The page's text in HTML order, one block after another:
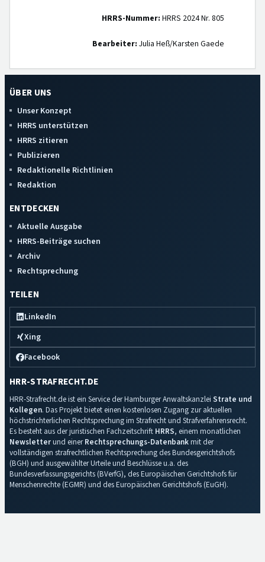
HRRS-Nummer: HRRS 2024 Nr. 805
Bearbeiter: Julia Heß/Karsten Gaede
ÜBER UNS
Unser Konzept
HRRS unterstützen
HRRS zitieren
Publizieren
Redaktionelle Richtlinien
Redaktion
ENTDECKEN
Aktuelle Ausgabe
HRRS-Beiträge suchen
Archiv
Rechtsprechung
TEILEN
LinkedIn
Xing
Facebook
HRR-STRAFRECHT.DE
HRR-Strafrecht.de ist ein Service der Hamburger Anwaltskanzlei Strate und
Kollegen. Das Projekt bietet einen kostenlosen Zugang zur aktuellen
höchstrichterlichen Rechtsprechung im Strafrecht und Strafverfahrensrecht.
Es besteht aus der juristischen Fachzeitschrift HRRS, einem monatlichen
Newsletterund einerRechtsprechungs-Datenbankmit der
vollständigen strafrechtlichen Rechtsprechung des Bundesgerichtshofs
(BGH) und ausgewählter Urteile und Beschlüsse u.a. des
Bundesverfassungsgerichts (BVerfG), des Europäischen Gerichtshofs für
Menschenrechte (EGMR) und des Europäischen Gerichtshofs (EuGH).